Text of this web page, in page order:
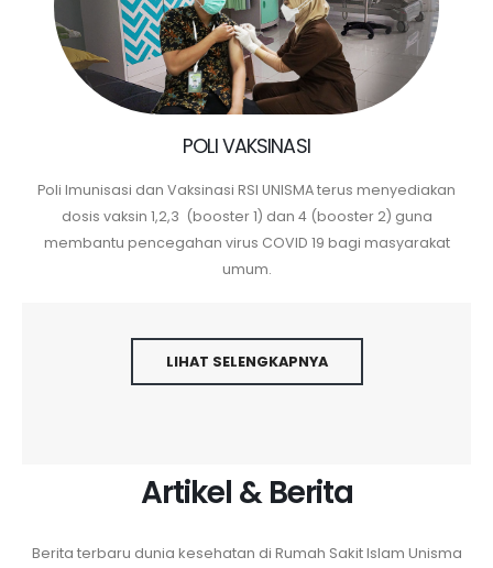
POLI VAKSINASI
Poli Imunisasi dan Vaksinasi RSI UNISMA terus menyediakan
dosis vaksin 1,2,3 (booster 1) dan 4 (booster 2) guna
membantu pencegahan virus COVID 19 bagi masyarakat
umum.
LIHAT SELENGKAPNYA
Artikel & Berita
Berita terbaru dunia kesehatan di Rumah Sakit Islam Unisma